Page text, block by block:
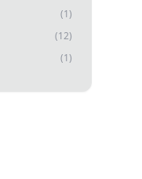
(1)
(12)
(1)